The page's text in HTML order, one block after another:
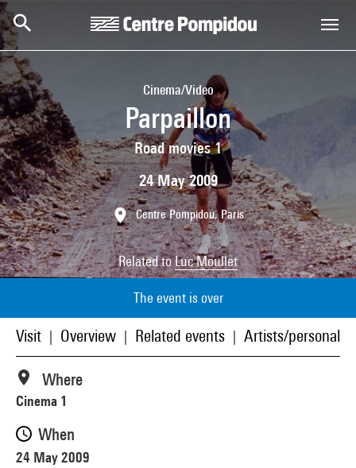
Skip to main content
Cinema/Video
Parpaillon
Road movies 1
24 May 2009
Centre Pompidou, Paris
Related toLuc Moullet
The event is over
Visit Overview Related events Artists/
Where
Cinema 1
When
24 May 2009